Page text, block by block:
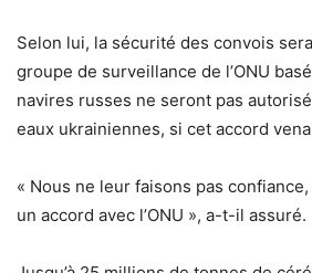
Selon lui, la sécurité des convois
groupe de surveillance de l’ONU
navires russes ne seront pas
eaux ukrainiennes, si cet accord
« Nous ne leur faisons pas
un accord avec l’ONU », a-t-il assuré.